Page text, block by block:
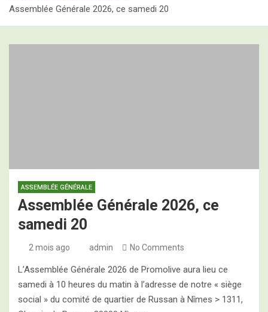
Retour en images sur les Assises Nationales de
l’Oléiculture Familiale
Assemblée Générale 2026, ce samedi 20
ASSEMBLÉE GÉNÉRALE
Assemblée Générale 2026, ce
samedi 20
2 mois ago admin No Comments
L’Assemblée Générale 2026 de Promolive aura lieu ce
samedi à 10 heures du matin à l’adresse de notre « siège
social » du comité de quartier de Russan à Nîmes > 1311,